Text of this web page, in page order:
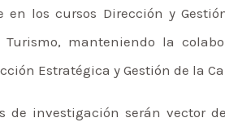
en los cursos Dirección y
Turismo, manteniendo la
Estratégica y Gestión de la
de investigación serán vector